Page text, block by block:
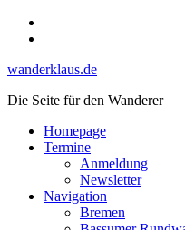
Skip
wanderklaus.de
Die Seite für den Wanderer
Homepage
Termine
Anmeldung
Newsletter
Navigation
Bremen